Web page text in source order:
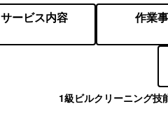
1級ビルクリーニング技
サービス内容 作業